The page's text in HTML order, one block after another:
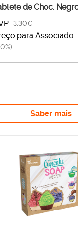
– Vinhos
de Choc.
3,30€
para Associado
Saber mais